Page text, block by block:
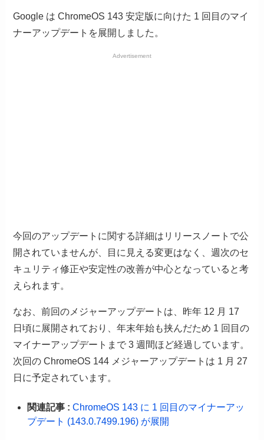
Google は ChromeOS 143 安定版に向けた 1 回目のマイ
ナーアップデートを展開しました。
Advertisement
今回のアップデートに関する詳細はリリースノートで公
開されていませんが、目に見える変更はなく、週次のセ
キュリティ修正や安定性の改善が中心となっていると考
えられます。
なお、前回のメジャーアップデートは、昨年 12 月 17
日頃に展開されており、年末年始も挟んだため 1 回目の
マイナーアップデートまで 3 週間ほど経過しています。
次回の ChromeOS 144 メジャーアップデートは 1 月 27
日に予定されています。
関連記事 : ChromeOS 143 に 1 回目のマイナーアッ
プデート (143.0.7499.196) が展開